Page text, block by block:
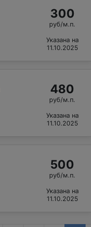
300
руб/м.п.
Указана на
11.10.2025
480
руб/м.п.
Указана на
11.10.2025
500
руб/м.п.
Указана на
11.10.2025